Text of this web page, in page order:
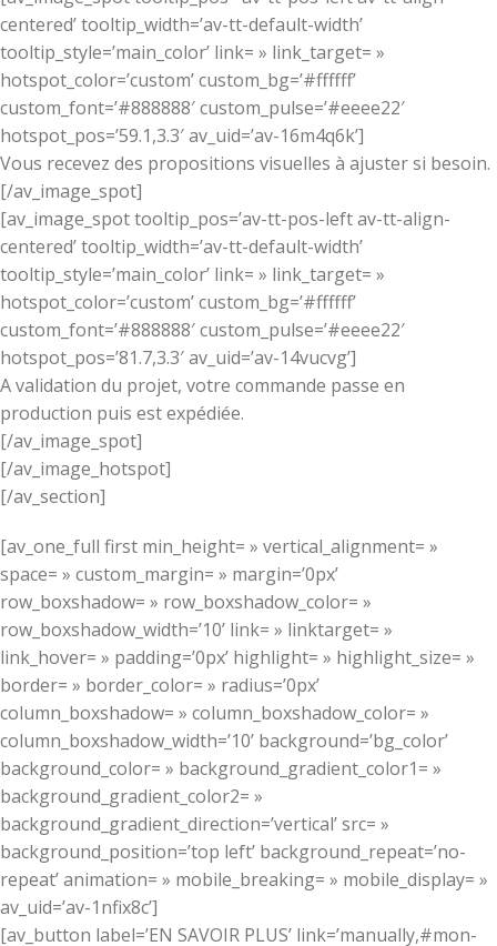
centered’ tooltip_width=’av-tt-default-width’
tooltip_style=’main_color’ link= » link_target= »
hotspot_color=’custom’ custom_bg=’#ffffff’
custom_font=’#888888′ custom_pulse=’#eeee22′
hotspot_pos=’59.1,3.3′ av_uid=’av-16m4q6k’]
Vous recevez des propositions visuelles à ajuster si besoin.
[/av_image_spot]
[av_image_spot tooltip_pos=’av-tt-pos-left av-tt-align-
centered’ tooltip_width=’av-tt-default-width’
tooltip_style=’main_color’ link= » link_target= »
hotspot_color=’custom’ custom_bg=’#ffffff’
custom_font=’#888888′ custom_pulse=’#eeee22′
hotspot_pos=’81.7,3.3′ av_uid=’av-14vucvg’]
A validation du projet, votre commande passe en
production puis est expédiée.
[/av_image_spot]
[/av_image_hotspot]
[/av_section]
[av_one_full first min_height= » vertical_alignment= »
space= » custom_margin= » margin=’0px’
row_boxshadow= » row_boxshadow_color= »
row_boxshadow_width=’10’ link= » linktarget= »
link_hover= » padding=’0px’ highlight= » highlight_size= »
border= » border_color= » radius=’0px’
column_boxshadow= » column_boxshadow_color= »
column_boxshadow_width=’10’ background=’bg_color’
background_color= » background_gradient_color1= »
background_gradient_color2= »
background_gradient_direction=’vertical’ src= »
background_position=’top left’ background_repeat=’no-
repeat’ animation= » mobile_breaking= » mobile_display= »
av_uid=’av-1nfix8c’]
[av_button label=’EN SAVOIR PLUS’ link=’manually,#mon-